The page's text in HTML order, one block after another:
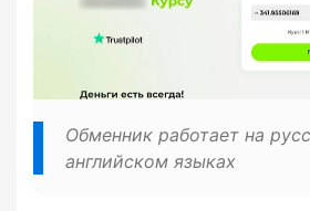
Обменник работает на
английском языках